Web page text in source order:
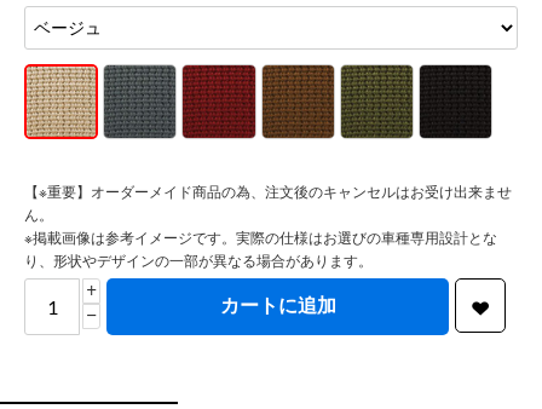
【※重要】オーダーメイド商品の為、注文後のキャンセルはお受け出来ませ
ん。
※掲載画像は参考イメージです。実際の仕様はお選びの車種専用設計とな
り、形状やデザインの一部が異なる場合があります。
+
−
カートに追加